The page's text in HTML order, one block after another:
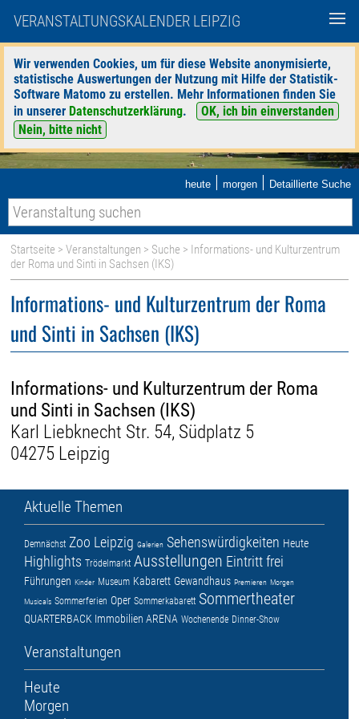
VERANSTALTUNGSKALENDER LEIPZIG
Wir verwenden Cookies, um für diese Website anonymisierte,
statistische Auswertungen der Nutzung mit Hilfe der Statistik-
Software Matomo zu erstellen. Mehr Informationen finden Sie
in unserer Datenschutzerklärung.
OK, ich bin einverstanden
Nein, bitte nicht
heute | morgen | Detaillierte Suche
Startseite >Veranstaltungen > Suche > Informations- und Kulturzentrum
der Roma und Sinti in Sachsen (IKS)
Informations- und Kulturzentrum der Roma
und Sinti in Sachsen (IKS)
Informations- und Kulturzentrum der Roma
und Sinti in Sachsen (IKS)
Karl Liebknecht Str. 54, Südplatz 5
04275 Leipzig
Aktuelle Themen
Demnächst Zoo Leipzig Galerien Sehenswürdigkeiten Heute
Highlights Trödelmarkt Ausstellungen Eintritt frei
Führungen Kinder Museum Kabarett Gewandhaus Premieren Morgen
Musicals Sommerferien Oper Sommerkabarett Sommertheater
QUARTERBACK Immobilien ARENA Wochenende Dinner-Show
Veranstaltungen
Heute
Morgen